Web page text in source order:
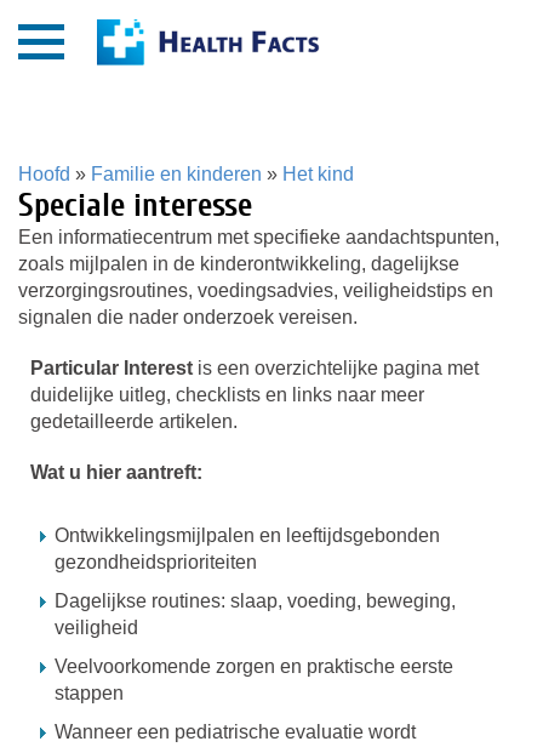
Hoofd » Familie en kinderen » Het kind
Speciale interesse
Een informatiecentrum met specifieke aandachtspunten,
zoals mijlpalen in de kinderontwikkeling, dagelijkse
verzorgingsroutines, voedingsadvies, veiligheidstips en
signalen die nader onderzoek vereisen.
Particular Interest is een overzichtelijke pagina met
duidelijke uitleg, checklists en links naar meer
gedetailleerde artikelen.
Wat u hier aantreft:
Ontwikkelingsmijlpalen en leeftijdsgebonden
gezondheidsprioriteiten
Dagelijkse routines: slaap, voeding, beweging,
veiligheid
Veelvoorkomende zorgen en praktische eerste
stappen
Wanneer een pediatrische evaluatie wordt